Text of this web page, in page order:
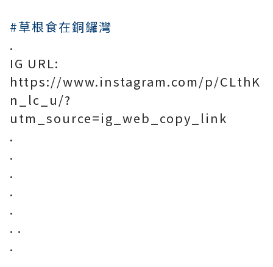
#草根食在銅鑼灣
.
IG URL:
https://www.instagram.com/p/CLthK
n_lc_u/?
utm_source=ig_web_copy_link
.
.
.
.
.
. .
.